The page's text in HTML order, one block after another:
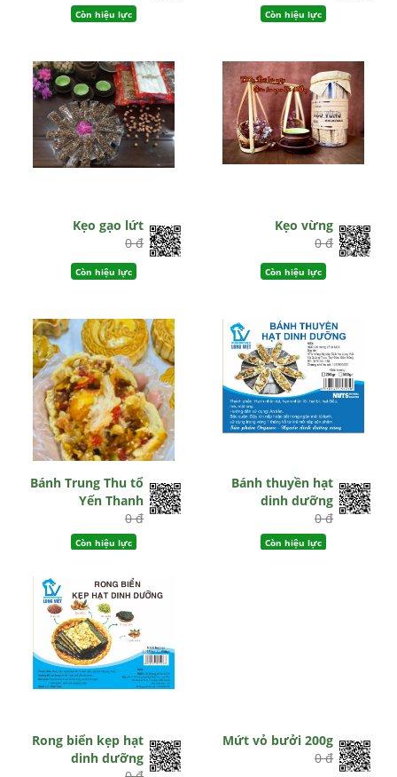
Còn hiệu lực Còn hiệu lực
Kẹo gạo lứt
0 đ
Còn hiệu lực
Kẹo vừng
0 đ
Còn hiệu lực
Bánh Trung Thu tổ
Yến Thanh
0 đ
Còn hiệu lực
Bánh thuyền hạt
dinh dưỡng
0 đ
Còn hiệu lực
Rong biển kẹp hạt
dinh dưỡng
Mứt vỏ bưởi 200g
0 đ